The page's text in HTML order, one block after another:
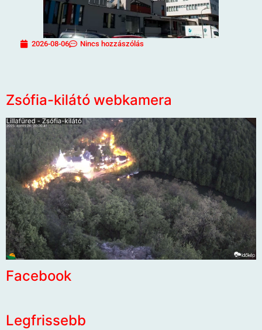
2026-08-06 Nincs hozzászólás
Zsófia-kilátó webkamera
Facebook
Legfrissebb